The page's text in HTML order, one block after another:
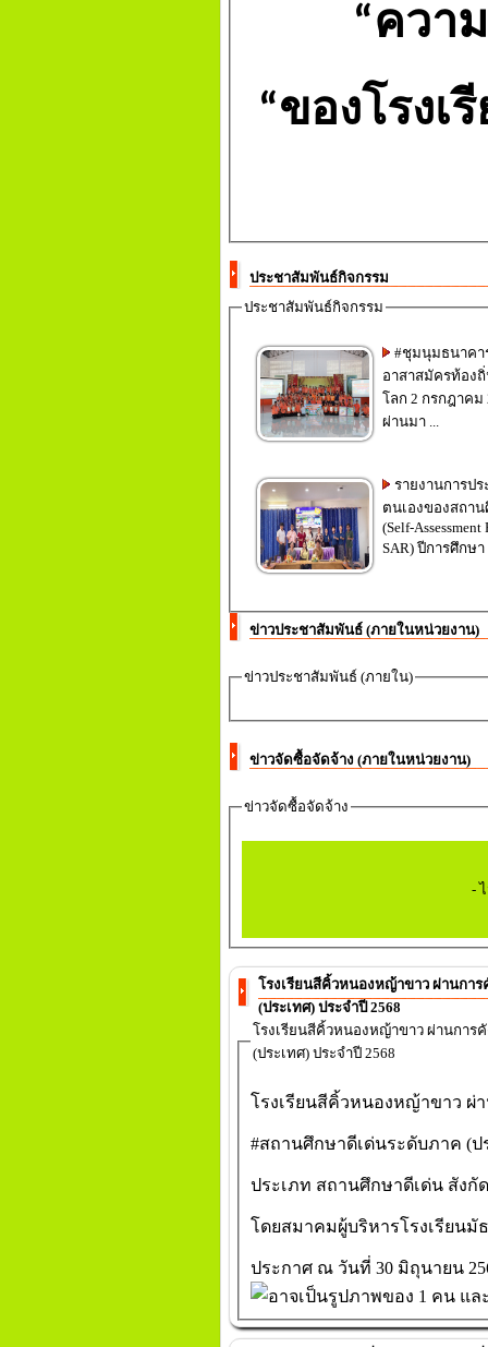
“ควา
“ของโรงเ
ประชาสัมพันธ์กิจกรรม
ประชาสัมพันธ์กิจกรรม
#ชุมนุมธนาคา
อาสาสมัครท้อง
โลก 2 กรกฎาคม
ผ่านมา ...
รายงานการปร
ตนเองของสถา
(Self-Assessment
ข่าวประชาสัมพันธ์ (ภายในหน่วยงาน)
ข่าวประชาสัมพันธ์ (ภายใน)
ข่าวจัดซื้อจัดจ้าง (ภายในหน่วยงาน)
ข่าวจัดซื้อจัดจ้าง
-
โรงเรียนสีคิ้วหนองหญ้าขาว ผ่านการคัดเลือกได้รับราง
(ประเทศ) ประจำปี 2568
โรงเรียนสีคิ้วหนองหญ้าขาว ผ่านการคัดเลือกได้รับรางวั
(ประเทศ) ประจำปี 2568
โรงเรียนสีคิ้วหนองหญ้าขาว ผ่
#สถานศึกษาดีเด่นระดับภาค (ป
ประเภท สถานศึกษาดีเด่น สังกั
โดยสมาคมผู้บริหารโรงเรียนมั
ประกาศ ณ วันที่ 30 มิถุนายน